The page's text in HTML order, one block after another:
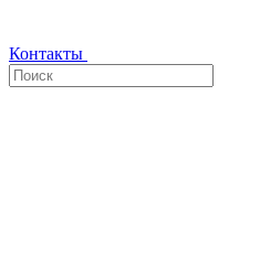
Контакты